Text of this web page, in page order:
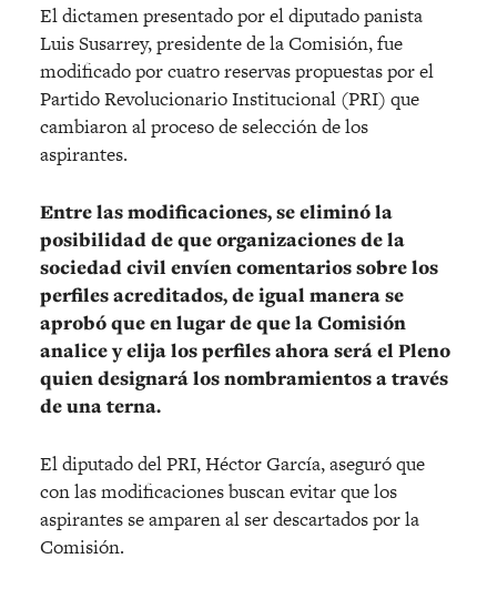
El dictamen presentado por el diputado panista
Luis Susarrey, presidente de la Comisión, fue
modificado por cuatro reservas propuestas por el
Partido Revolucionario Institucional (PRI) que
cambiaron al proceso de selección de los
aspirantes.
Entre las modificaciones, se eliminó la
posibilidad de que organizaciones de la
sociedad civil envíen comentarios sobre los
perfiles acreditados, de igual manera se
aprobó que en lugar de que la Comisión
analice y elija los perfiles ahora será el Pleno
quien designará los nombramientos a través
de una terna.
El diputado del PRI, Héctor García, aseguró que
con las modificaciones buscan evitar que los
aspirantes se amparen al ser descartados por la
Comisión.